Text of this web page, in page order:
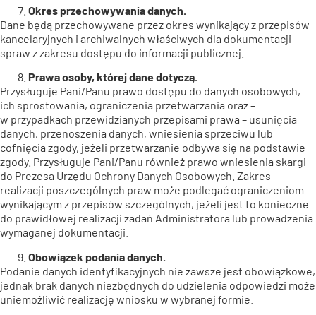
Okres przechowywania danych.
Dane będą przechowywane przez okres wynikający z przepisów
kancelaryjnych i archiwalnych właściwych dla dokumentacji
spraw z zakresu dostępu do informacji publicznej.
Prawa osoby, której dane dotyczą.
Przysługuje Pani/Panu prawo dostępu do danych osobowych,
ich sprostowania, ograniczenia przetwarzania oraz –
w przypadkach przewidzianych przepisami prawa – usunięcia
danych, przenoszenia danych, wniesienia sprzeciwu lub
cofnięcia zgody, jeżeli przetwarzanie odbywa się na podstawie
zgody. Przysługuje Pani/Panu również prawo wniesienia skargi
do Prezesa Urzędu Ochrony Danych Osobowych. Zakres
realizacji poszczególnych praw może podlegać ograniczeniom
wynikającym z przepisów szczególnych, jeżeli jest to konieczne
do prawidłowej realizacji zadań Administratora lub prowadzenia
wymaganej dokumentacji.
Obowiązek podania danych.
Podanie danych identyfikacyjnych nie zawsze jest obowiązkowe,
jednak brak danych niezbędnych do udzielenia odpowiedzi może
uniemożliwić realizację wniosku w wybranej formie.